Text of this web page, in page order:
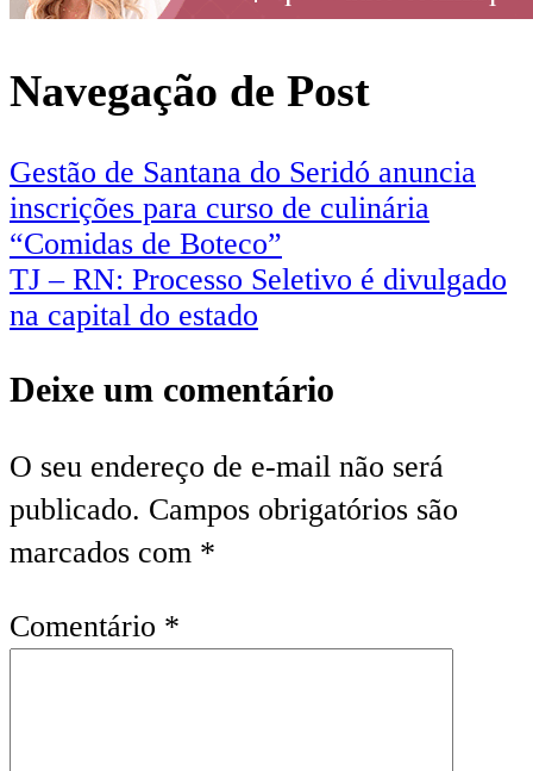
Navegação de Post
Gestão de Santana do Seridó anuncia
inscrições para curso de culinária
“Comidas de Boteco”
TJ – RN: Processo Seletivo é divulgado
na capital do estado
Deixe um comentário
O seu endereço de e-mail não será
publicado. Campos obrigatórios são
marcados com *
Comentário *